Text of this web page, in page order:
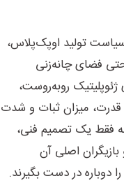
سیاست تولید اوپک‌پلاس،
فضای چانه‌زنی
روبه‌روست،
میزان ثبات و شدت
نه فقط یک تصمیم فنی،
اصلی آن
دوباره در دست بگیرند.